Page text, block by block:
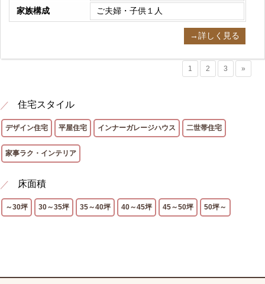
家族構成
ご夫婦・子供１人
→詳しく見る
1 2 3 »
住宅スタイル
デザイン住宅 平屋住宅 インナーガレージハウス 二世帯住宅
家事ラク・インテリア
床面積
～30坪 30～35坪 35～40坪 40～45坪 45～50坪 50坪～